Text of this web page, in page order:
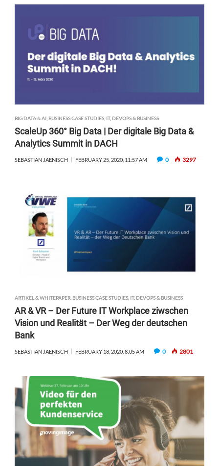
BIG DATA & AI BUSINESS CASE STUDIES, IT, DEVOPS & BUSINESS
ScaleUp 360° Big Data | Der digitale Big Data &
Analytics Summit in DACH
SEBASTIAN JAENISCH FEBRUARY 25, 2020, 11:57 AM 0 3297
ARTIKEL & WHITEPAPER BUSINESS CASE STUDIES, IT, DEVOPS & BUSINESS
AR & VR – Der Future IT Workplace ziwschen
Vision und Realität – Der Weg der deutschen
Bank
SEBASTIAN JAENISCH FEBRUARY 18, 2020, 8:05 AM 0 2801